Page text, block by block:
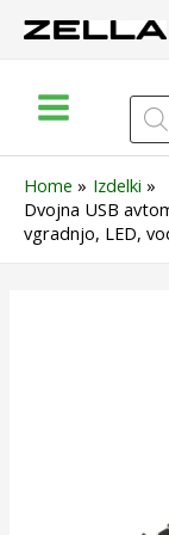
Menu
search
Home
Izdelki
Dvojna USB
vgradnjo, LED,